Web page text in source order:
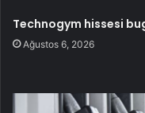
Technogym hissesi
Ağustos 6, 2026